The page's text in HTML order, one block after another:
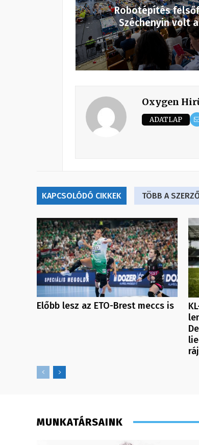
Robotépítés
Széchenyin volt
Oxygen
ADATLAP
KAPCSOLÓDÓ CIKKEK TÖBB A
Előbb lesz az ETO-Brest meccs is
MUNKATÁRSAINK